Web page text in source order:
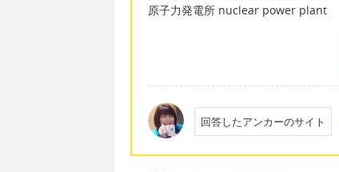
原子力発電所 nuclear power plant
回答したアンカーのサイト